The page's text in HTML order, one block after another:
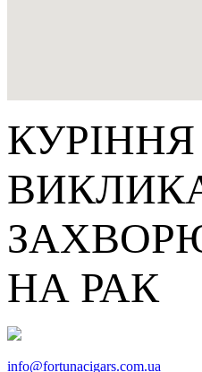
НА РАК
info@fortunacigars.com.ua